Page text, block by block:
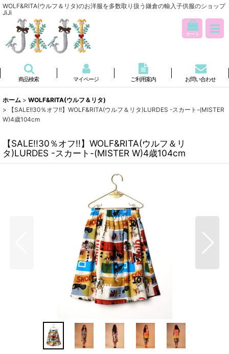
WOLF&RITA(ウルフ＆リタ)のお洋服を多数取り扱う鎌倉の輸入子供服のショップ
JiJi
カート
商品検索 マイページ ご利用案内 お問い合わせ
ホーム > WOLF&RITA(ウルフ＆リタ)
>
【SALE!!30％オフ!!】WOLF&RITA(ウルフ＆リタ)LURDES -スカート-(MISTER
W)4歳104cm
【SALE!!30％オフ!!】WOLF&RITA(ウルフ＆リ
タ)LURDES -スカート-(MISTER W)4歳104cm